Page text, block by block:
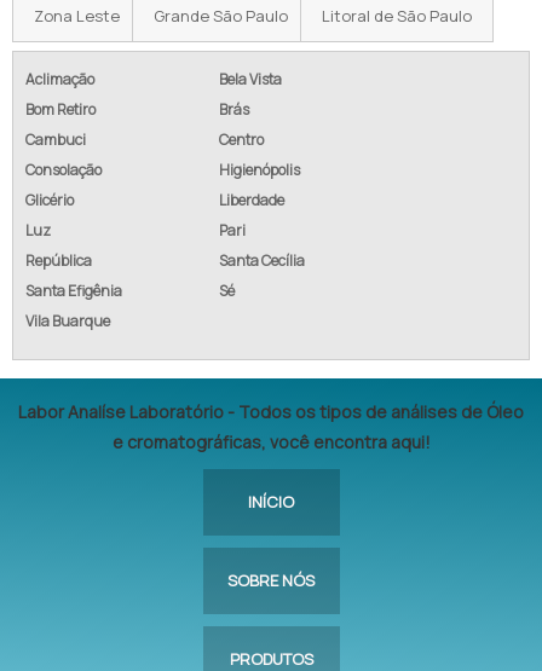
Zona Leste Grande São Paulo Litoral de São Paulo
Aclimação
Bela Vista
Bom Retiro
Brás
Cambuci
Centro
Consolação
Higienópolis
Glicério
Liberdade
Luz
Pari
República
Santa Cecília
Santa Efigênia
Sé
Vila Buarque
Labor Analíse Laboratório - Todos os tipos de análises de Óleo
e cromatográficas, você encontra aqui!
INÍCIO
SOBRE NÓS
PRODUTOS